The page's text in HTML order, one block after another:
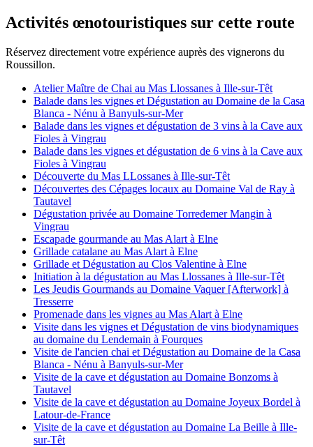
Activités œnotouristiques sur cette route
Réservez directement votre expérience auprès des vignerons du
Roussillon.
Atelier Maître de Chai au Mas Llossanes à Ille-sur-Têt
Balade dans les vignes et Dégustation au Domaine de la Casa
Blanca - Nénu à Banyuls-sur-Mer
Balade dans les vignes et dégustation de 3 vins à la Cave aux
Fioles à Vingrau
Balade dans les vignes et dégustation de 6 vins à la Cave aux
Fioles à Vingrau
Découverte du Mas LLossanes à Ille-sur-Têt
Découvertes des Cépages locaux au Domaine Val de Ray à
Tautavel
Dégustation privée au Domaine Torredemer Mangin à
Vingrau
Escapade gourmande au Mas Alart à Elne
Grillade catalane au Mas Alart à Elne
Grillade et Dégustation au Clos Valentine à Elne
Initiation à la dégustation au Mas Llossanes à Ille-sur-Têt
Les Jeudis Gourmands au Domaine Vaquer [Afterwork] à
Tresserre
Promenade dans les vignes au Mas Alart à Elne
Visite dans les vignes et Dégustation de vins biodynamiques
au domaine du Lendemain à Fourques
Visite de l'ancien chai et Dégustation au Domaine de la Casa
Blanca - Nénu à Banyuls-sur-Mer
Visite de la cave et dégustation au Domaine Bonzoms à
Tautavel
Visite de la cave et dégustation au Domaine Joyeux Bordel à
Latour-de-France
Visite de la cave et dégustation au Domaine La Beille à Ille-
sur-Têt